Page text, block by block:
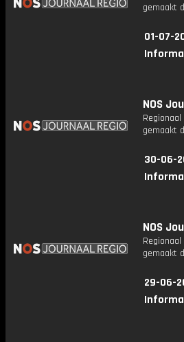
gemaakt
01-07-
NOS
gemaakt
30-06-
NOS
gemaakt
29-06-